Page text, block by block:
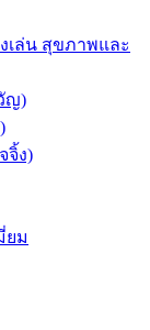
เล่น สุขภาพและ
ญ)
จิ้ง)
ยม